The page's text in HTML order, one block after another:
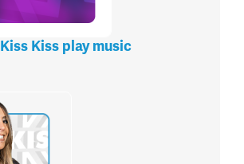
Kiss Kiss play music